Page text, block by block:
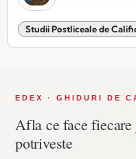
Studii Postliceale de
EDEX · GHIDURI DE
Afla ce face fiecare
potriveste